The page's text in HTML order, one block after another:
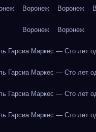
Воронеж Воронеж
Воронеж Воронеж
Гарсиа Маркес — Сто лет
Гарсиа Маркес — Сто лет
Гарсиа Маркес — Сто лет
Гарсиа Маркес — Сто лет